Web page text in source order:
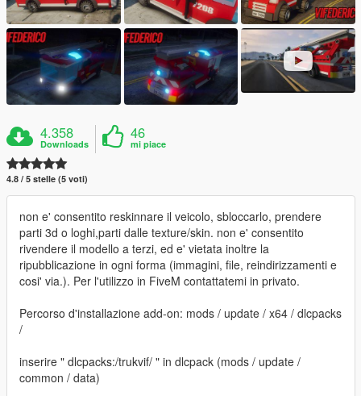
4.358
Downloads
46
mi piace
4.8 / 5 stelle (5 voti)
non e' consentito reskinnare il veicolo, sbloccarlo, prendere
parti 3d o loghi,parti dalle texture/skin. non e' consentito
rivendere il modello a terzi, ed e' vietata inoltre la
ripubblicazione in ogni forma (immagini, file, reindirizzamenti e
cosi' via.). Per l'utilizzo in FiveM contattatemi in privato.
Percorso d'installazione add-on: mods / update / x64 / dlcpacks
/
inserire " dlcpacks:/trukvif/ " in dlcpack (mods / update /
common / data)